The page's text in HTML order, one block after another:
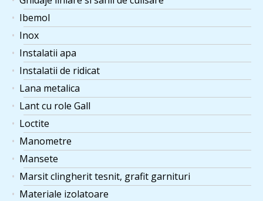
Ibemol
Inox
Instalatii apa
Instalatii de ridicat
Lana metalica
Lant cu role Gall
Loctite
Manometre
Mansete
Marsit clingherit tesnit, grafit garnituri
Materiale izolatoare